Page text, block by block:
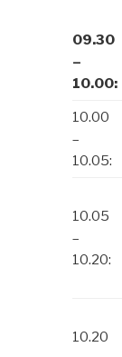
09.30
–
10.00:
10.00
–
10.05:
10.05
–
10.20:
10.20